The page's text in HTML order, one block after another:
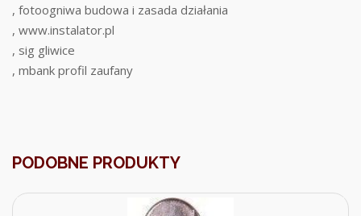
, fotoogniwa budowa i zasada działania
, www.instalator.pl
, sig gliwice
, mbank profil zaufany
PODOBNE PRODUKTY